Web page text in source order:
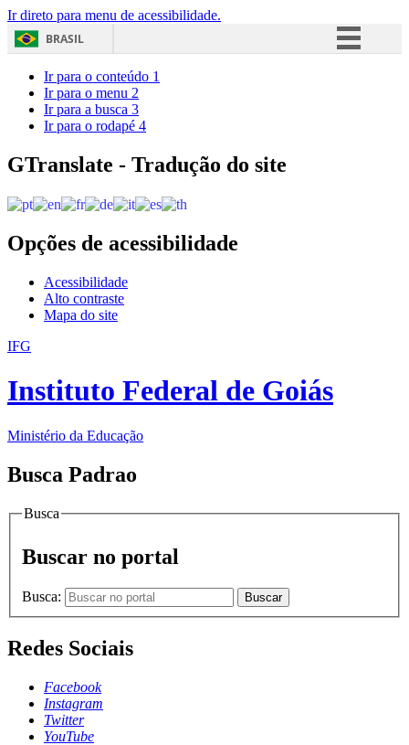
Ir direto para menu de acessibilidade.
BRASIL
Acesso à informação
Ir para o conteúdo 1
Ir para o menu 2
Ir para a busca 3
Ir para o rodapé 4
GTranslate - Tradução do site
Opções de acessibilidade
Acessibilidade
Alto contraste
Mapa do site
IFG
Instituto Federal de Goiás
Ministério da Educação
Busca Padrao
Busca
Buscar no portal
Busca: Buscar
Redes Sociais
Facebook
Instagram
Twitter
YouTube